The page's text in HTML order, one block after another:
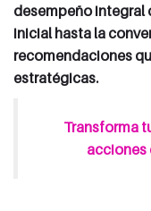
desempeño integral
inicial hasta la
recomendaciones
estratégicas.
Transforma
acciones